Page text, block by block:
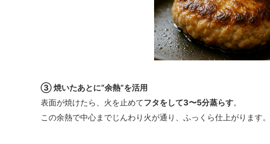
③ 焼いたあとに“余熱”を活用
表面が焼けたら、火を止めてフタをして3〜5分蒸らす。
この余熱で中心までじんわり火が通り、ふっくら仕上がります。